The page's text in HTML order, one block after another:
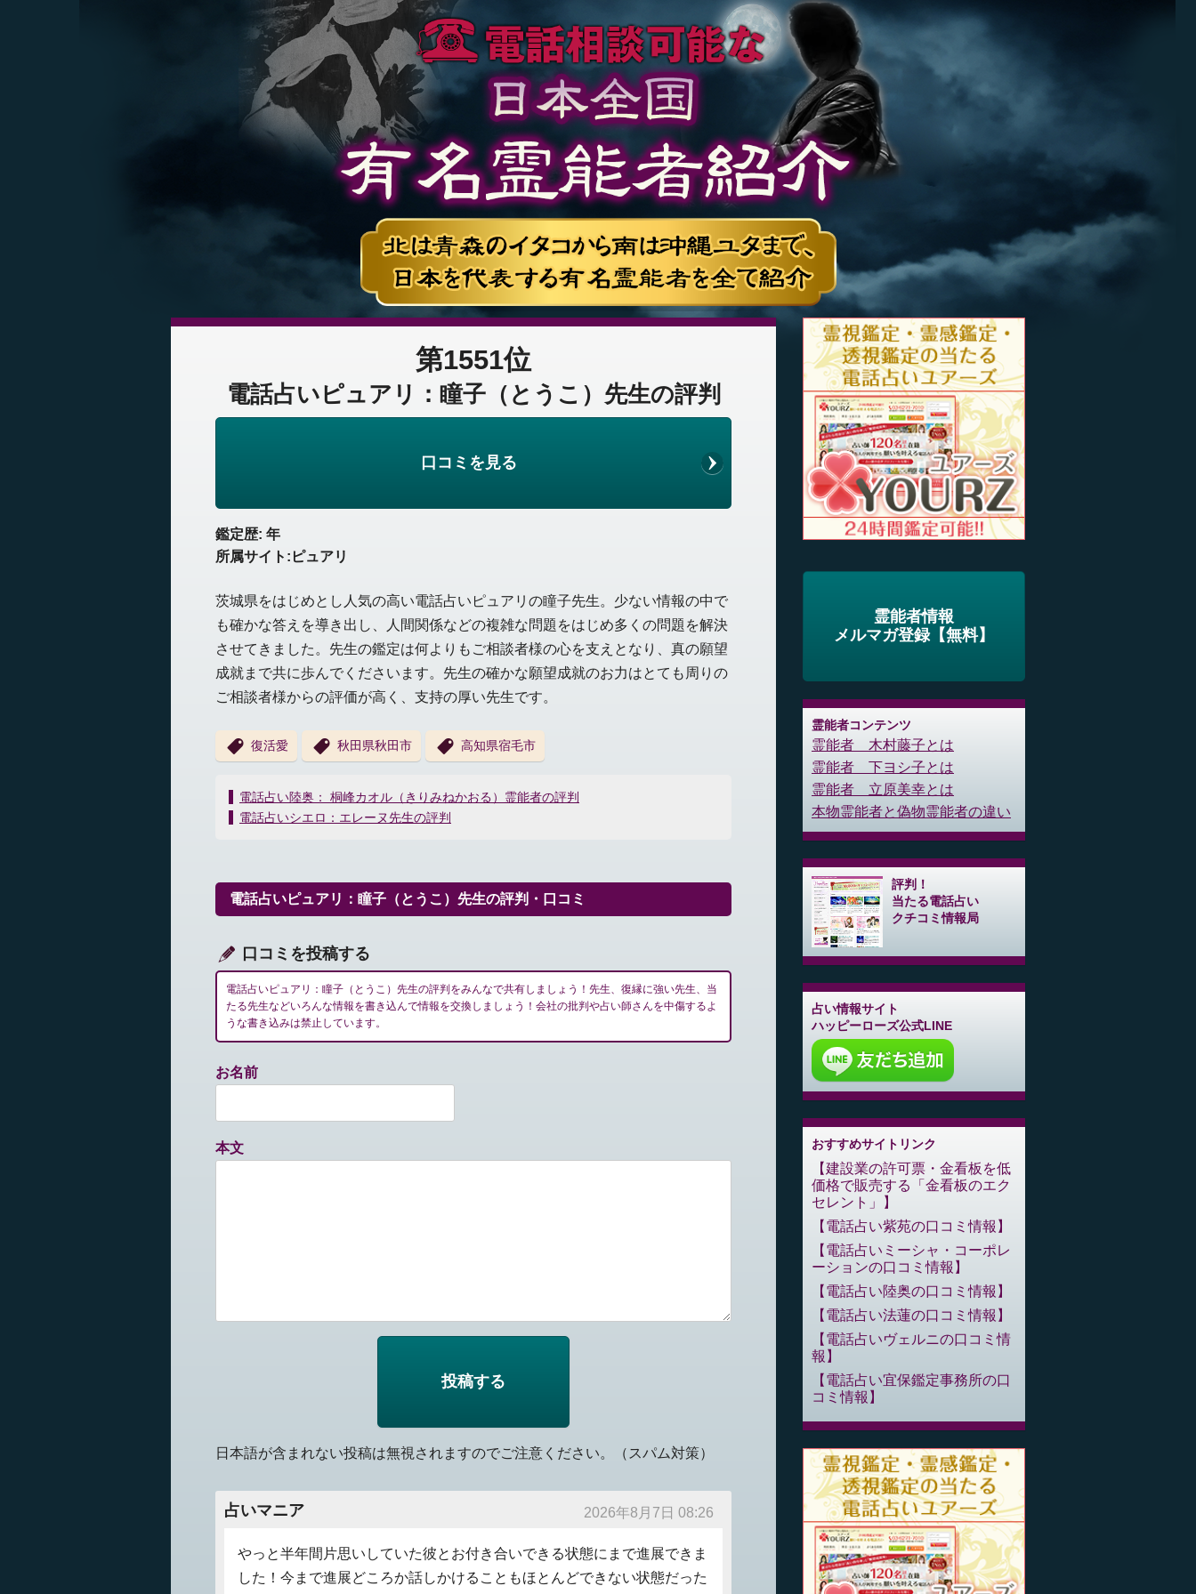
第1551位
電話占いピュアリ：瞳子（とうこ）先生の評判
口コミを見る
鑑定歴: 年
所属サイト:ピュアリ
茨城県をはじめとし人気の高い電話占いピュアリの瞳子先生。少ない情報の中で
も確かな答えを導き出し、人間関係などの複雑な問題をはじめ多くの問題を解決
させてきました。先生の鑑定は何よりもご相談者様の心を支えとなり、真の願望
成就まで共に歩んでくださいます。先生の確かな願望成就のお力はとても周りの
ご相談者様からの評価が高く、支持の厚い先生です。
復活愛 秋田県秋田市 高知県宿毛市
投
稿
ー
シ
ン
電話占い陸奥： 桐峰カオル（きりみねかおる）霊能者の評判
電話占いシエロ：エレーヌ先生の評判
電話占いピュアリ：瞳子（とうこ）先生の評判・口コミ
口コミを投稿する
電話占いピュアリ：瞳子（とうこ）先生の評判をみんなで共有しましょう！先生、復縁に強い先生、当
たる先生などいろんな情報を書き込んで情報を交換しましょう！会社の批判や占い師さんを中傷するよ
うな書き込みは禁止しています。
お名前
本文
日本語が含まれない投稿は無視されますのでご注意ください。（スパム対策）
占いマニア 2026年8月7日 08:26
やっと半年間片思いしていた彼とお付き合いできる状態にまで進展できま
した！今まで進展どころか話しかけることもほとんどできない状態だった
霊能者情報
メルマガ登録【無料】
霊能者コンテンツ
霊能者 木村藤子とは
霊能者 下ヨシ子とは
霊能者 立原美幸とは
本物霊能者と偽物霊能者の違い
評判！
当たる電話占い
クチコミ情報局
占い情報サイト
ハッピーローズ公式LINE
おすすめサイトリンク
建設業の許可票・金看板を低
価格で販売する「金看板のエク
セレント」
電話占い紫苑の口コミ情報
電話占いミーシャ・コーポレ
ーションの口コミ情報
電話占い陸奥の口コミ情報
電話占い法蓮の口コミ情報
電話占いヴェルニの口コミ情
報
電話占い宜保鑑定事務所の口
コミ情報